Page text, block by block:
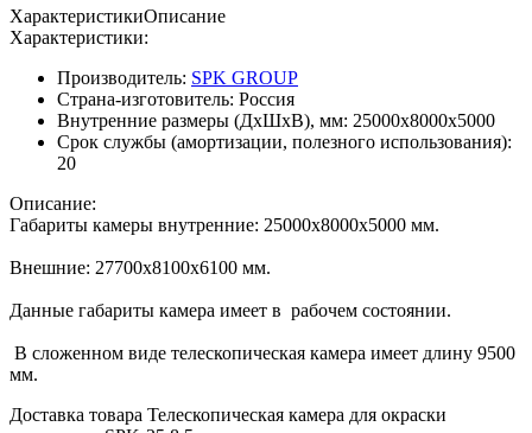
ХарактеристикиОписание
Характеристики:
Производитель: SPK GROUP
Страна-изготовитель: Россия
Внутренние размеры (ДхШхВ), мм: 25000х8000х5000
Срок службы (амортизации, полезного использования):
20
Описание:
Габариты камеры внутренние: 25000х8000х5000 мм.
Внешние: 27700х8100х6100 мм.
Данные габариты камера имеет в рабочем состоянии.
В сложенном виде телескопическая камера имеет длину 9500
мм.
Доставка товара Телескопическая камера для окраски